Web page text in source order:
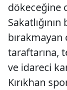
dökeceğine
bırakmayan
taraftarına,
ve idareci
Kırıkhan